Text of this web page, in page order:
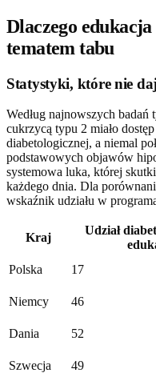
Dlaczego
tematem tabu
Statystyki, które nie
Według najnowszych
cukrzycą typu 2 miało
diabetologicznej, a niemal
podstawowych objawów
systemowa luka, której
każdego dnia. Dla
wskaźnik udziału w
Kraj
Udział
Polska 17
Niemcy
46
Dania
52
Szwecja
49